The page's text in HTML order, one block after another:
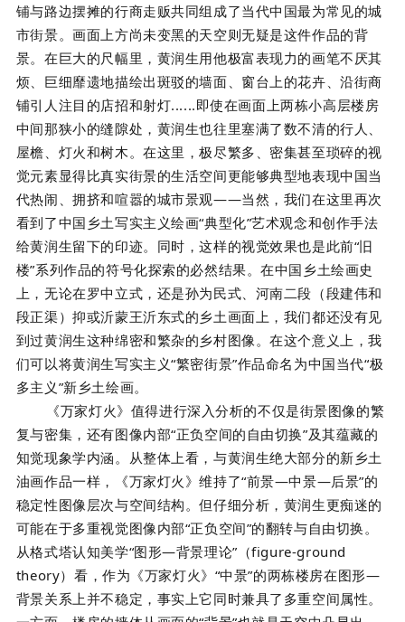
铺与路边摆摊的行商走贩共同组成了当代中国最为常见的城
市街景。画面上方尚未变黑的天空则无疑是这件作品的背
景。在巨大的尺幅里，黄润生用他极富表现力的画笔不厌其
烦、巨细靡遗地描绘出斑驳的墙面、窗台上的花卉、沿街商
铺引人注目的店招和射灯......即使在画面上两栋小高层楼房
中间那狭小的缝隙处，黄润生也往里塞满了数不清的行人、
屋檐、灯火和树木。在这里，极尽繁多、密集甚至琐碎的视
觉元素显得比真实街景的生活空间更能够典型地表现中国当
代热闹、拥挤和喧嚣的城市景观——当然，我们在这里再次
看到了中国乡土写实主义绘画“典型化”艺术观念和创作手法
给黄润生留下的印迹。同时，这样的视觉效果也是此前“旧
楼”系列作品的符号化探索的必然结果。在中国乡土绘画史
上，无论在罗中立式，还是孙为民式、河南二段（段建伟和
段正渠）抑或沂蒙王沂东式的乡土画面上，我们都还没有见
到过黄润生这种绵密和繁杂的乡村图像。在这个意义上，我
们可以将黄润生写实主义“繁密街景”作品命名为中国当代“极
多主义”新乡土绘画。
《万家灯火》值得进行深入分析的不仅是街景图像的繁
复与密集，还有图像内部“正负空间的自由切换”及其蕴藏的
知觉现象学内涵。从整体上看，与黄润生绝大部分的新乡土
油画作品一样，《万家灯火》维持了“前景—中景—后景”的
稳定性图像层次与空间结构。但仔细分析，黄润生更痴迷的
可能在于多重视觉图像内部“正负空间”的翻转与自由切换。
从格式塔认知美学“图形—背景理论”（figure-ground
theory）看，作为《万家灯火》“中景”的两栋楼房在图形—
背景关系上并不稳定，事实上它同时兼具了多重空间属性。